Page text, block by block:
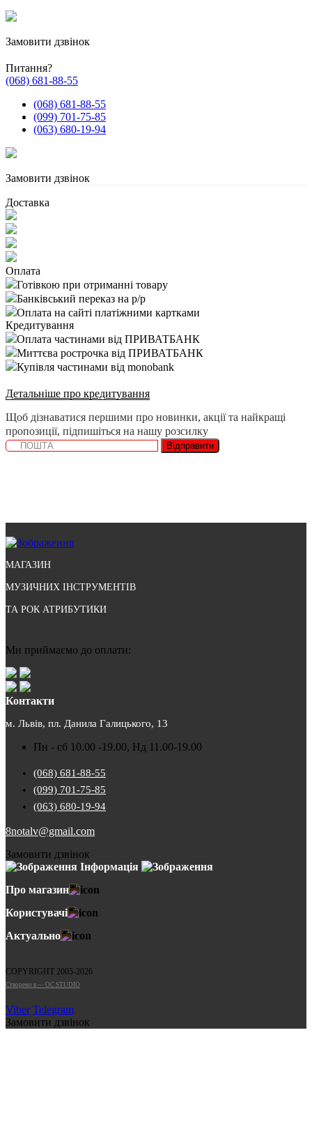
Замовити дзвінок
Питання?
(068) 681-88-55
(068) 681-88-55
(099) 701-75-85
(063) 680-19-94
Замовити дзвінок
Доставка
Оплата
Готівкою при отриманні товару
Банківський переказ на р/р
Оплата на сайті платіжними картками
Кредитування
Оплата частинами від ПРИВАТБАНК
Миттєва рострочка від ПРИВАТБАНК
Купівля частинами від monobank
Детальніше про кредитування
Щоб дізнаватися першими про новинки, акції та найкращі
пропозиції, підпишіться на нашу розсилку
Відправити
МАГАЗИН
МУЗИЧНИХ ІНСТРУМЕНТІВ
ТА РОК АТРИБУТИКИ
Ми приймаємо до оплати:
Контакти
м. Львів, пл. Данила Галицького, 13
Пн - сб 10.00 -19.00, Нд 11.00-19.00
(068) 681-88-55
(099) 701-75-85
(063) 680-19-94
8notalv@gmail.com
Замовити дзвінок
Інформація
Про магазин
Користувачі
Актуально
COPYRIGHT 2005-2026
Cтворено в — OC STUDIO
Viber Telegram
Замовити дзвінок